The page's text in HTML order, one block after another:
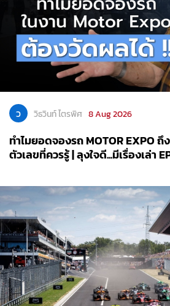
ว วิธวินท์ ไตรพิศ 8 Aug 2026
ทำไมยอดจองรถ MOTOR EXPO
ตัวเลขที่ควรรู้ | ลุงใจดี...มีเรื่องเล่า